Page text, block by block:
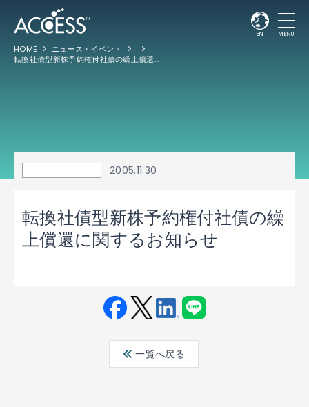
EN MENU
HOME
ニュース・イベント
転換社債型新株予約権付社債の繰上償還に関するお知らせ
2005.11.30
転換社債型新株予約権付社債の繰
上償還に関するお知らせ
ebo ter
edin
一覧へ戻る